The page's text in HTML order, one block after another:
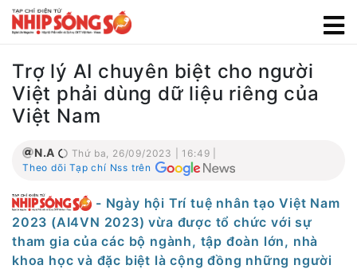
Trợ lý AI chuyên biệt cho người
Việt phải dùng dữ liệu riêng của
Việt Nam
N.A
Thứ ba, 26/09/2023 | 16:49 |
Theo dõi Tạp chí Nss trên
- Ngày hội Trí tuệ nhân tạo Việt Nam
2023 (AI4VN 2023) vừa được tổ chức với sự
tham gia của các bộ ngành, tập đoàn lớn, nhà
khoa học và đặc biệt là cộng đồng những người